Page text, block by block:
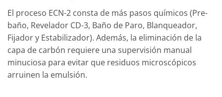
El proceso ECN-2 consta de más pasos químicos (Pre-
baño, Revelador CD-3, Baño de Paro, Blanqueador,
Fijador y Estabilizador). Además, la eliminación de la
capa de carbón requiere una supervisión manual
minuciosa para evitar que residuos microscópicos
arruinen la emulsión.